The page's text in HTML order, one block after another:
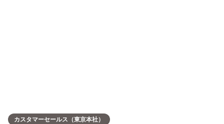
カスタマーセールス（東京本社）